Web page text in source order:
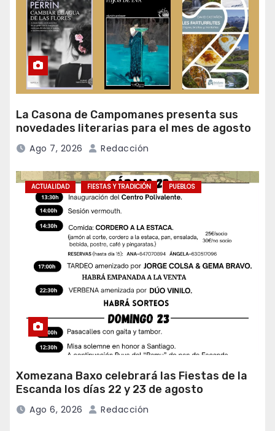
La Casona de Campomanes presenta sus
novedades literarias para el mes de agosto
Ago 7, 2026 Redacción
ACTUALIDAD FIESTAS Y TRADICIÓN PUEBLOS
Xomezana Baxo celebrará las Fiestas de la
Escanda los días 22 y 23 de agosto
Ago 6, 2026 Redacción